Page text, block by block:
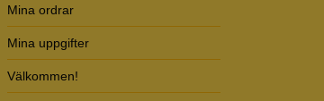
Mina ordrar
Mina uppgifter
Välkommen!